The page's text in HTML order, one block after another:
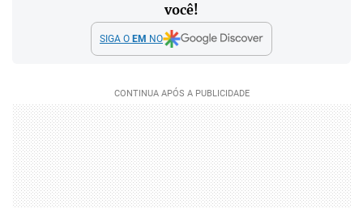
você!
SIGA O EM NO